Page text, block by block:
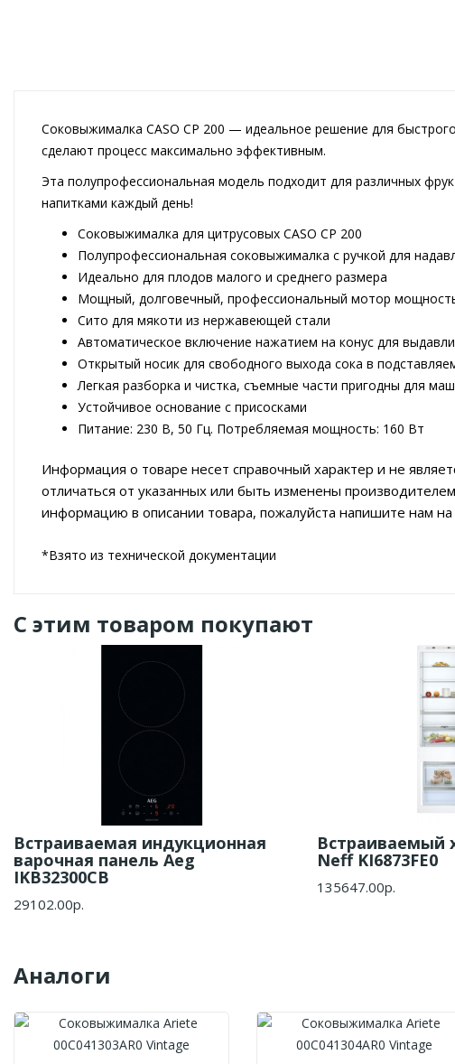
Соковыжималка CASO CP 200 — идеальное решение для
сделают процесс максимально эффективным.
Эта полупрофессиональная модель подходит для различных
напитками каждый день!
Соковыжималка для цитрусовых CASO CP 200
Полупрофессиональная соковыжималка с ручкой для
Идеально для плодов малого и среднего размера
Мощный, долговечный, профессиональный мотор
Сито для мякоти из нержавеющей стали
Автоматическое включение нажатием на конус для
Открытый носик для свободного выхода сока в
Легкая разборка и чистка, съемные части пригодны для
Устойчивое основание с присосками
Питание: 230 В, 50 Гц. Потребляемая мощность: 160 Вт
Информация о товаре несет справочный характер и не
отличаться от указанных или быть изменены
информацию в описании товара, пожалуйста напишите нам на
*Взято из технической документации
С этим товаром покупают
Встраиваемая индукционная
варочная панель Aeg
IKB32300CB
29102.00р.
Встраиваемый
Neff KI6873FE0
135647.00р.
Аналоги